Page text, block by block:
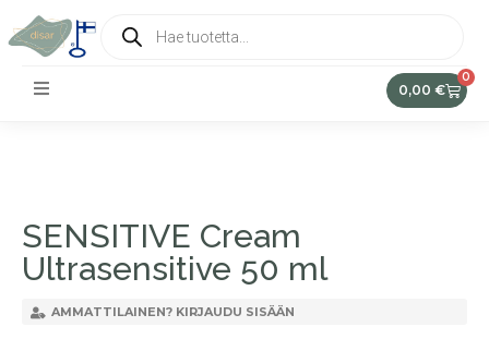
0,00 €
0
SENSITIVE Cream
Ultrasensitive 50 ml
AMMATTILAINEN? KIRJAUDU SISÄÄN